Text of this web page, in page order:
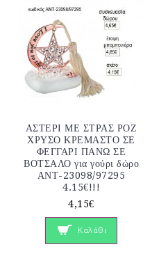
ΑΣΤΕΡΙ ΜΕ ΣΤΡΑΣ ΡΟΖ
ΧΡΥΣΟ ΚΡΕΜΑΣΤΟ ΣΕ
ΦΕΓΓΑΡΙ ΠΑΝΩ ΣΕ
ΒΟΤΣΑΛΟ για γούρι δώρο
ΑΝΤ-23098/97295
4.15€!!!
4,15€
Καλάθι